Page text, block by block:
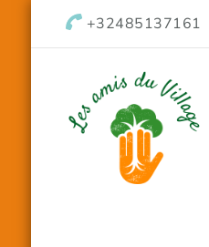
+32485137161